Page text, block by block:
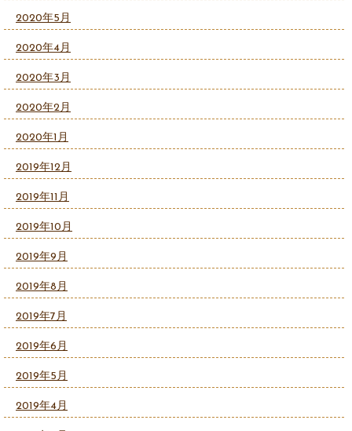
2020年5月
2020年4月
2020年3月
2020年2月
2020年1月
2019年12月
2019年11月
2019年10月
2019年9月
2019年8月
2019年7月
2019年6月
2019年5月
2019年4月